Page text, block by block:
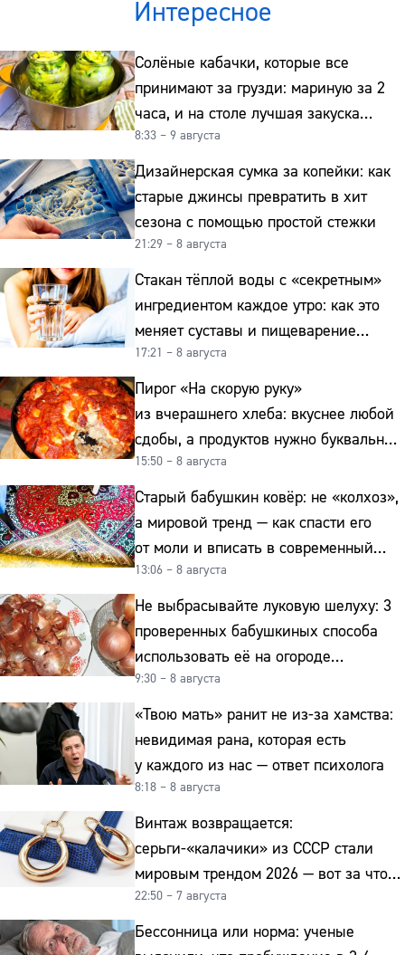
Интересное
Солёные кабачки, которые все
принимают за грузди: мариную за 2
часа, и на столе лучшая закуска
к картошке
8:33 – 9 августа
Дизайнерская сумка за копейки: как
старые джинсы превратить в хит
сезона с помощью простой стежки
21:29 – 8 августа
Стакан тёплой воды с «секретным»
ингредиентом каждое утро: как это
меняет суставы и пищеварение
после 50
17:21 – 8 августа
Пирог «На скорую руку»
из вчерашнего хлеба: вкуснее любой
сдобы, а продуктов нужно буквально
копейки
15:50 – 8 августа
Старый бабушкин ковёр: не «колхоз»,
а мировой тренд — как спасти его
от моли и вписать в современный
интерьер
13:06 – 8 августа
Не выбрасывайте луковую шелуху: 3
проверенных бабушкиных способа
использовать её на огороде
и для здоровья этой зимой
9:30 – 8 августа
«Твою мать» ранит не из-за хамства:
невидимая рана, которая есть
у каждого из нас — ответ психолога
8:18 – 8 августа
Винтаж возвращается:
серьги-«калачики» из СССР стали
мировым трендом 2026 — вот за что
их ценят ювелиры
22:50 – 7 августа
Бессонница или норма: ученые